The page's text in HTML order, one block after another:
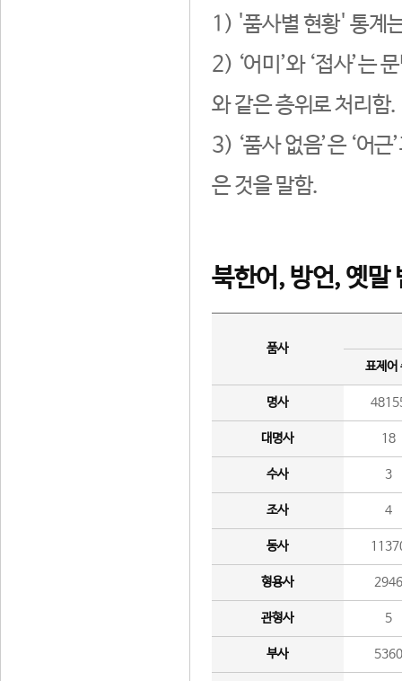
1) '품사별 현황' 통계
2) ‘어미’와 ‘접사’는
와 같은 층위로 처리함.
3) ‘품사 없음’은 ‘어
은 것을 말함.
북한어, 방언, 옛말
품사
표제어
명사
대명사 18
수사 3
조사 4
동사
형용사 2946
관형사 5
부사 5360